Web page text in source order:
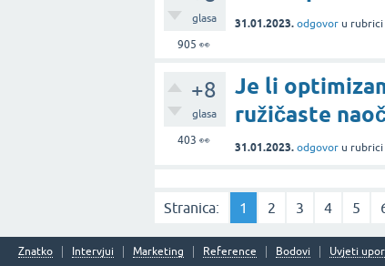
glasa
905 👀
31.01.2023. odgovor u rubrici
+8
glasa
403 👀
Je li
ružičaste
31.01.2023. odgovor u rubrici
Stranica: 1 2 3 4 5
Znatko Intervjui Marketing Reference Bodovi Uvjeti